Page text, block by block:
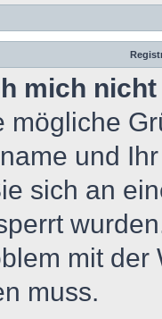
mich
mögliche
und
sich an
mit
muss.